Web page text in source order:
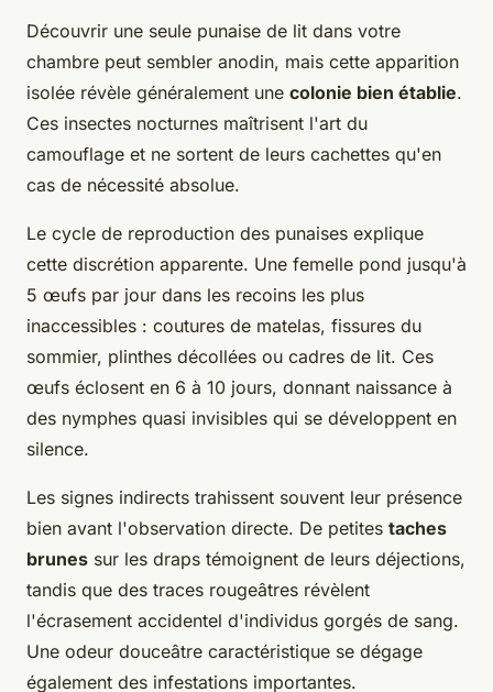
Découvrir une seule punaise de lit dans votre
chambre peut sembler anodin, mais cette apparition
isolée révèle généralement une colonie bien établie.
Ces insectes nocturnes maîtrisent l'art du
camouflage et ne sortent de leurs cachettes qu'en
cas de nécessité absolue.
Le cycle de reproduction des punaises explique
cette discrétion apparente. Une femelle pond jusqu'à
5 œufs par jour dans les recoins les plus
inaccessibles : coutures de matelas, fissures du
sommier, plinthes décollées ou cadres de lit. Ces
œufs éclosent en 6 à 10 jours, donnant naissance à
des nymphes quasi invisibles qui se développent en
silence.
Les signes indirects trahissent souvent leur présence
bien avant l'observation directe. De petites taches
brunes sur les draps témoignent de leurs déjections,
tandis que des traces rougeâtres révèlent
l'écrasement accidentel d'individus gorgés de sang.
Une odeur douceâtre caractéristique se dégage
également des infestations importantes.